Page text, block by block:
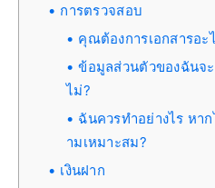
การตรวจสอบ
คุณต้องการเอกสารอะ
ข้อมูลส่วนตัวของฉัน
ไม่?
ฉันควรทำอย่างไร หา
ามเหมาะสม?
เงินฝาก